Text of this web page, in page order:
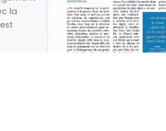
la